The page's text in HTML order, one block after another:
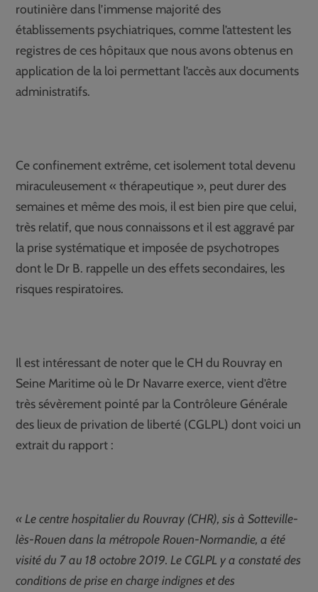
routinière dans l’immense majorité des
établissements psychiatriques, comme l’attestent les
registres de ces hôpitaux que nous avons obtenus en
application de la loi permettant l’accès aux documents
administratifs.
Ce confinement extrême, cet isolement total devenu
miraculeusement « thérapeutique », peut durer des
semaines et même des mois, il est bien pire que celui,
très relatif, que nous connaissons et il est aggravé par
la prise systématique et imposée de psychotropes
dont le Dr B. rappelle un des effets secondaires, les
risques respiratoires.
Il est intéressant de noter que le CH du Rouvray en
Seine Maritime où le Dr Navarre exerce, vient d’être
très sévèrement pointé par la Contrôleure Générale
des lieux de privation de liberté (CGLPL) dont voici un
extrait du rapport :
« Le centre hospitalier du Rouvray (CHR), sis à Sotteville-
lès-Rouen dans la métropole Rouen-Normandie, a été
visité du 7 au 18 octobre 2019. Le CGLPL y a constaté des
conditions de prise en charge indignes et des